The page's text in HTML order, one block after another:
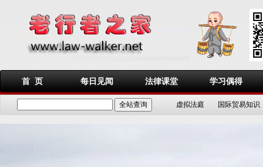
首 页 每日见闻 法律课堂 学习偶得
虚拟法庭 国际贸易知识